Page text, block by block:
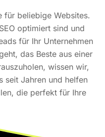
für beliebige Websites.
optimiert sind und
für Ihr Unternehmen
das Beste aus einer
wissen wir,
seit Jahren und helfen
die perfekt für Ihre